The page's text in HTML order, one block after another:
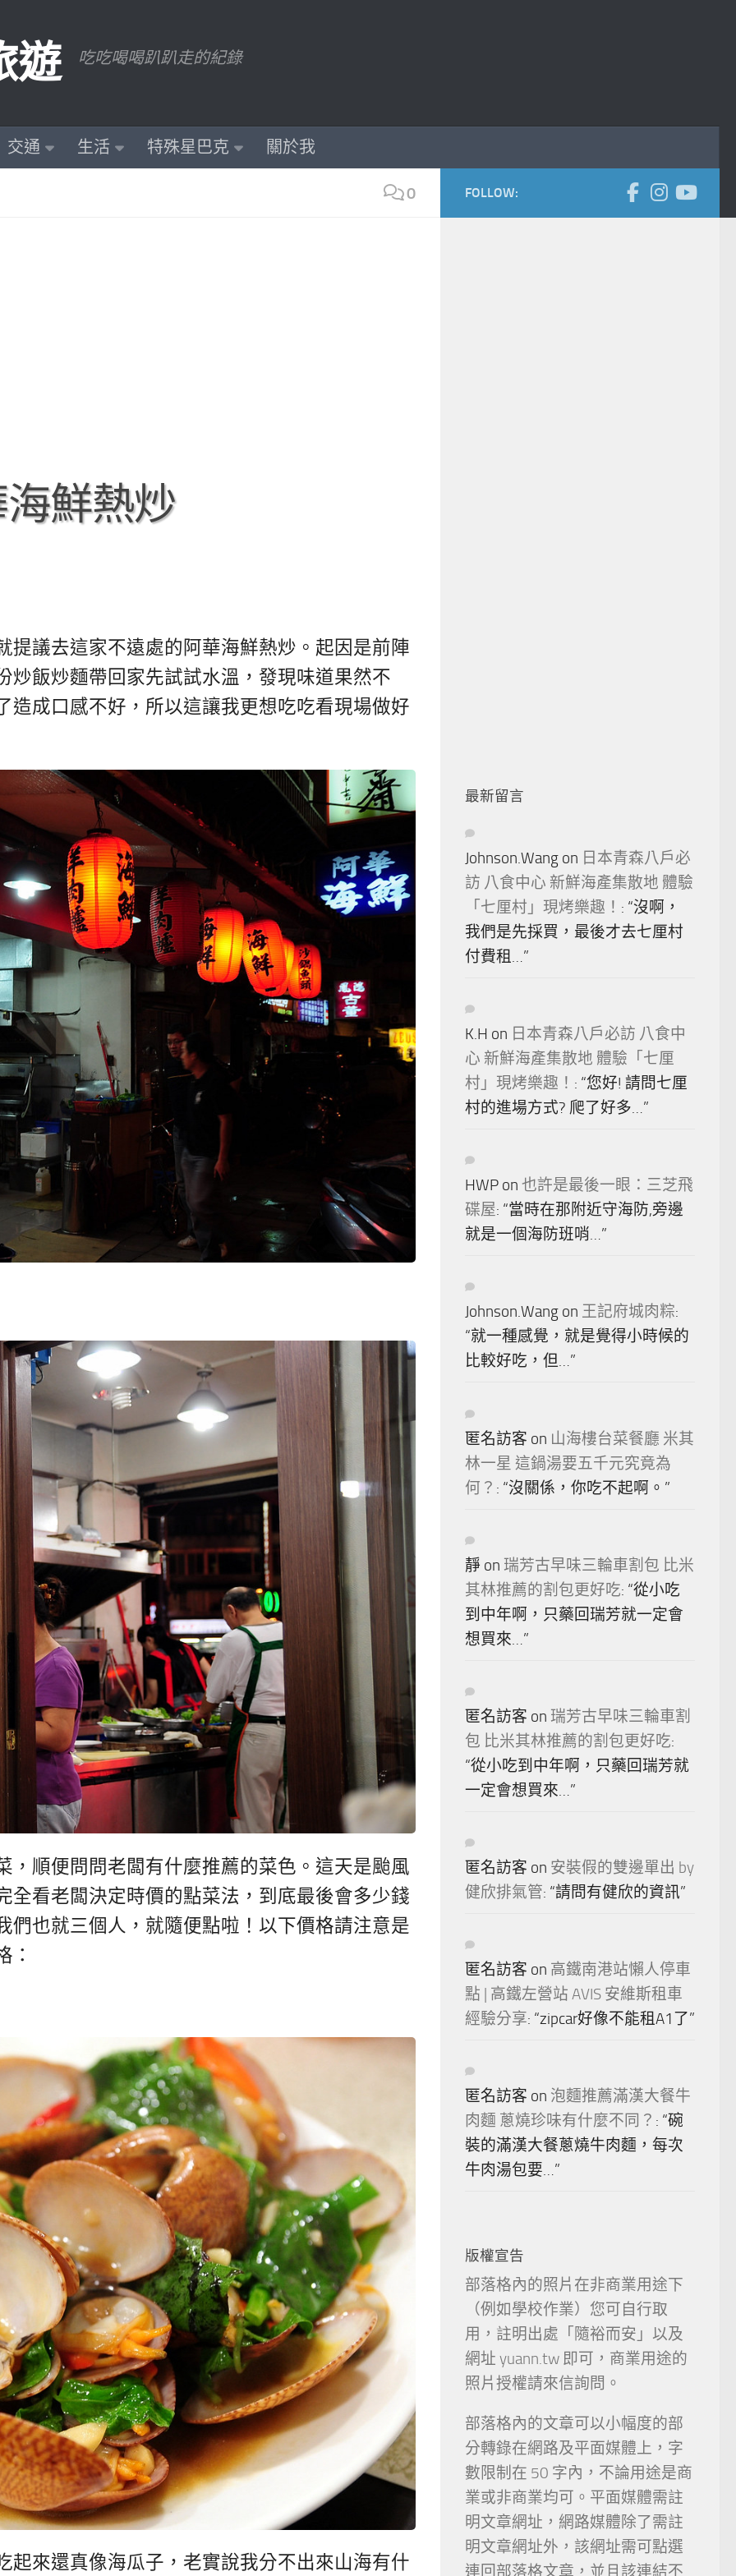
遊 吃吃喝喝趴趴走的紀錄
交通 生活 特殊星巴克 關於我
0
鮮熱炒
提議去這家不遠處的阿華海鮮熱炒。起因是前陣
炒飯炒麵帶回家先試試水溫，發現味道果然不
造成口感不好，所以這讓我更想吃吃看現場做好
，順便問問老闆有什麼推薦的菜色。這天是颱風
全看老闆決定時價的點菜法，到底最後會多少錢
們也就三個人，就隨便點啦！以下價格請注意是
：
起來還真像海瓜子，老實說我分不出來山海有什
FOLLOW:
最新留言
Johnson.Wang on 日本青森八戶必
訪 八食中心 新鮮海產集散地 體驗
「七厘村」現烤樂趣！ : “沒啊，
我們是先採買，最後才去七厘村
付費租…”
K.H on 日本青森八戶必訪 八食中
心 新鮮海產集散地 體驗「七厘
村」現烤樂趣！ : “您好! 請問七厘
村的進場方式? 爬了好多…”
HWP on 也許是最後一眼：三芝飛
碟屋: “當時在那附近守海防,旁邊
就是一個海防班哨…”
Johnson.Wang on 王記府城肉粽:
“就一種感覺，就是覺得小時候的
比較好吃，但…”
匿名訪客 on 山海樓台菜餐廳 米其
林一星 這鍋湯要五千元究竟為
何？ : “沒關係，你吃不起啊。 ”
靜 on 瑞芳古早味三輪車割包 比米
其林推薦的割包更好吃: “從小吃
到中年啊，只藥回瑞芳就一定會
想買來…”
匿名訪客 on 瑞芳古早味三輪車割
包 比米其林推薦的割包更好吃:
“從小吃到中年啊，只藥回瑞芳就
一定會想買來…”
匿名訪客 on 安裝假的雙邊單出 by
健欣排氣管: “請問有健欣的資訊”
匿名訪客 on 高鐵南港站懶人停車
點 | 高鐵左營站 AVIS 安維斯租車
經驗分享: “zipcar好像不能租A1了”
匿名訪客 on 泡麵推薦滿漢大餐牛
肉麵 蔥燒珍味有什麼不同？ : “碗
裝的滿漢大餐蔥燒牛肉麵，每次
牛肉湯包要…”
版權宣告
部落格內的照片在非商業用途下
（例如學校作業）您可自行取
用，註明出處「隨裕而安」以及
網址 yuann.tw 即可，商業用途的
照片授權請來信詢問。
部落格內的文章可以小幅度的部
分轉錄在網路及平面媒體上，字
數限制在 50 字內，不論用途是商
業或非商業均可。平面媒體需註
明文章網址，網路媒體除了需註
明文章網址外，該網址需可點選
連回部落格文章，並且該連結不